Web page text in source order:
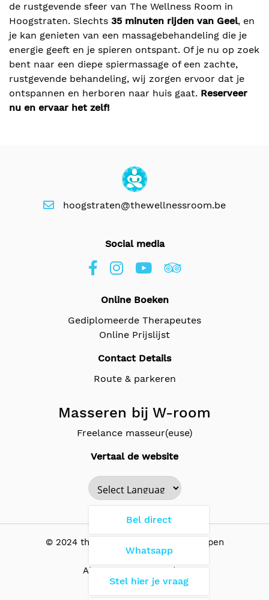
de rustgevende sfeer van The Wellness Room in
Hoogstraten. Slechts 35 minuten rijden van Geel, en
je kan genieten van een massagebehandeling die je
energie geeft en je spieren ontspant. Of je nu op zoek
bent naar een diepe spiermassage of een zachte,
rustgevende behandeling, wij zorgen ervoor dat je
ontspannen en herboren naar huis gaat. Reserveer
nu en ervaar het zelf!
hoogstraten@thewellnessroom.be
Social media
Online Boeken
Gediplomeerde Therapeutes
Online Prijslijst
Contact Details
Route & parkeren
Masseren bij W-room
Freelance masseur(euse)
Vertaal de website
Powered by
© 2024 the Wellness Room - Antwerpen
Algemene Voorwaarden
Bel direct
Whatsapp
Stel hier je vraag